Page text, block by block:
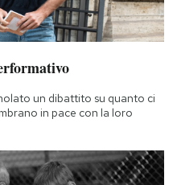
un dibattito su quanto ci
in pace con la loro